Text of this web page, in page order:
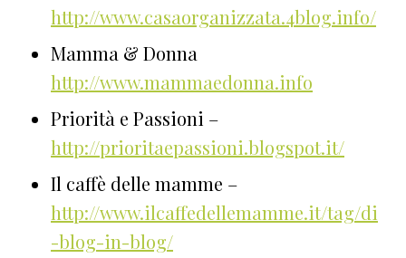
http://www.casaorganizzata.4blog.info/
Mamma & Donna
http://www.mammaedonna.info
Priorità e Passioni –
http://prioritaepassioni.blogspot.it/
Il caffè delle mamme –
http://www.ilcaffedellemamme.it/tag/di
-blog-in-blog/